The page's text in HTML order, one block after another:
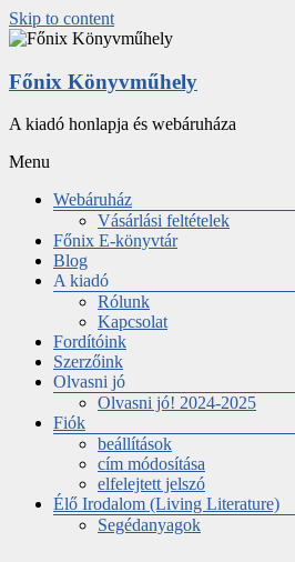
Skip to content
Főnix Könyvműhely
A kiadó honlapja és webáruháza
Menu
Webáruház
Vásárlási feltételek
Főnix E-könyvtár
Blog
A kiadó
Rólunk
Kapcsolat
Fordítóink
Szerzőink
Olvasni jó
Olvasni jó! 2024-2025
Fiók
beállítások
cím módosítása
elfelejtett jelszó
Élő Irodalom (Living Literature)
Segédanyagok